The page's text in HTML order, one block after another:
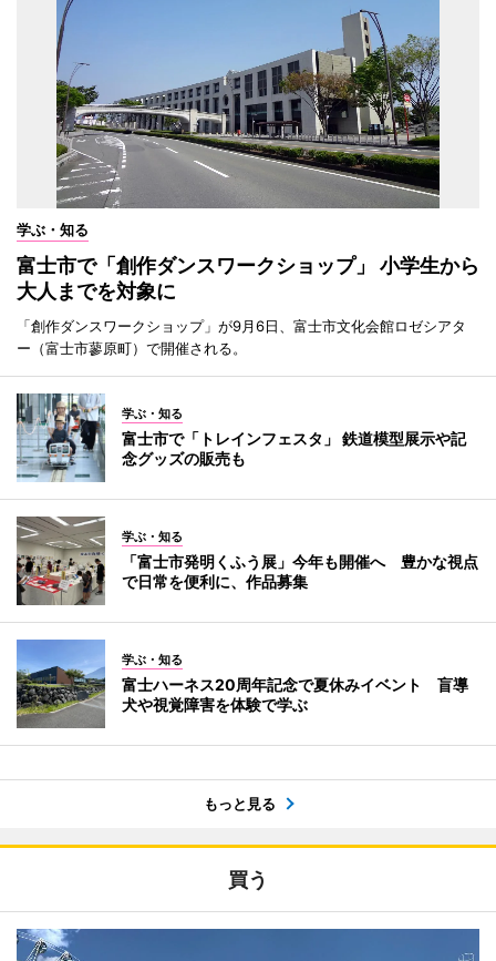
学ぶ・知る
富士市で「創作ダンスワークショップ」 小学生から
大人までを対象に
「創作ダンスワークショップ」が9月6日、富士市文化会館ロゼシアタ
ー（富士市蓼原町）で開催される。
学ぶ・知る
富士市で「トレインフェスタ」 鉄道模型展示や記
念グッズの販売も
学ぶ・知る
「富士市発明くふう展」今年も開催へ 豊かな視点
で日常を便利に、作品募集
学ぶ・知る
富士ハーネス20周年記念で夏休みイベント 盲導
犬や視覚障害を体験で学ぶ
もっと見る
買う